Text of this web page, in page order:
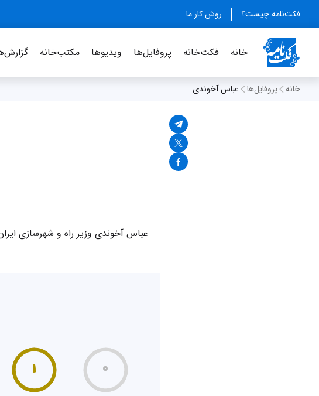
فکت‌نامه چیست؟ روش کار ما
خانه فکت‌خانه پروفایل‌ها ویدیو‌ها مکتب‌خانه
خانه پروفایل‌ها عباس آخوندی
عباس آخوندی وزیر راه و شهرسازی
۰ ۱